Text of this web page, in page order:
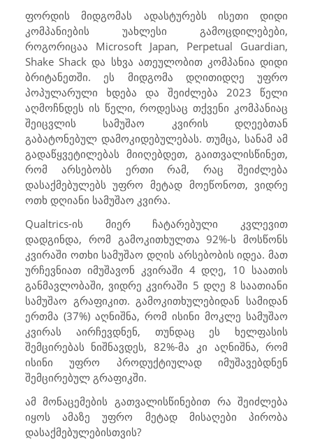
ფორდის მიდგომას ადასტურებს ისეთი დიდი
კომპანიების უახლესი გამოცდილებები,
როგორიცაა Microsoft Japan, Perpetual Guardian,
Shake Shackდა სხვა ათეულობით კომპანია დიდი
ბრიტანეთში. ეს მიდგომა დღითიდღე უფრო
პოპულარული ხდება და შეიძლება 2023 წელი
აღმოჩნდეს ის წელი, როდესაც თქვენი კომპანიაც
შეიცვლის სამუშაო კვირის დღეებთან
გაბატონებულ დამოკიდებულებას. თუმცა, სანამ ამ
გადაწყვეტილებას მიიღებდეთ, გაითვალისწინეთ,
რომ არსებობს ერთი რამ, რაც შეიძლება
დასაქმებულებს უფრო მეტად მოეწონოთ, ვიდრე
ოთხ დღიანი სამუშაო კვირა.
Qualtrics-ის მიერ ჩატარებული კვლევით
დადგინდა, რომ გამოკითხულთა 92%-ს მოსწონს
კვირაში ოთხი სამუშაო დღის არსებობის იდეა. მათ
ურჩევნიათ იმუშავონ კვირაში 4 დღე, 10 საათის
განმავლობაში, ვიდრე კვირაში 5 დღე 8 საათიანი
სამუშაო გრაფიკით. გამოკითხულებიდან სამიდან
ერთმა (37%) აღნიშნა, რომ ისინი მოკლე სამუშაო
კვირას აირჩევდნენ, თუნდაც ეს ხელფასის
შემცირებას ნიშნავდეს, 82%-მა კი აღნიშნა, რომ
ისინი უფრო პროდუქტიულად იმუშავებდნენ
შემცირებულ გრაფიკში.
ამ მონაცემების გათვალისწინებით რა შეიძლება
იყოს ამაზე უფრო მეტად მისაღები პირობა
დასაქმებულებისთვის?